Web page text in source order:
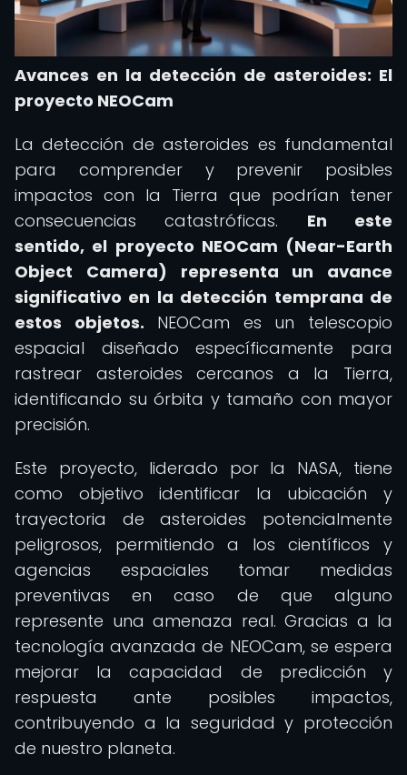
Avances en la detección de asteroides: El
proyecto NEOCam
La detección de asteroides es fundamental
para comprender y prevenir posibles
impactos con la Tierra que podrían tener
consecuencias catastróficas. En este
sentido, el proyecto NEOCam (Near-Earth
Object Camera) representa un avance
significativo en la detección temprana de
estos objetos. NEOCam es un telescopio
espacial diseñado específicamente para
rastrear asteroides cercanos a la Tierra,
identificando su órbita y tamaño con mayor
precisión.
Este proyecto, liderado por la NASA, tiene
como objetivo identificar la ubicación y
trayectoria de asteroides potencialmente
peligrosos, permitiendo a los científicos y
agencias espaciales tomar medidas
preventivas en caso de que alguno
represente una amenaza real. Gracias a la
tecnología avanzada de NEOCam, se espera
mejorar la capacidad de predicción y
respuesta ante posibles impactos,
contribuyendo a la seguridad y protección
de nuestro planeta.